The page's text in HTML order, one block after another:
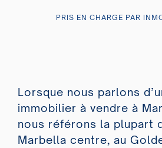
PRIS EN CHARGE PAR
Lorsque nous parlons
immobilier à vendre à
nous référons la plupart
Marbella centre, au